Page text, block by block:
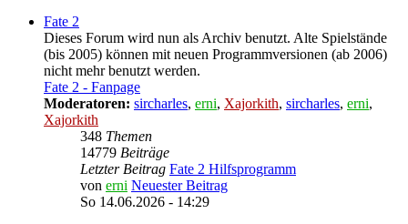
Fate 2
Dieses Forum wird nun als Archiv benutzt. Alte Spielstände
(bis 2005) können mit neuen Programmversionen (ab 2006)
nicht mehr benutzt werden.
Fate 2 - Fanpage
Moderatoren: sircharles, erni, Xajorkith, sircharles, erni,
Xajorkith
348 Themen
14779 Beiträge
Letzter Beitrag Fate 2 Hilfsprogramm
von erni Neuester Beitrag
So 14.06.2026 - 14:29